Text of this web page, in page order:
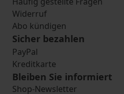
Widerruf
Abo kündigen
Sicher bezahlen
PayPal
Kreditkarte
Bleiben Sie informiert
Shop-Newsletter